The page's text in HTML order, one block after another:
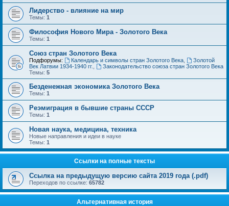
Лидерство - влияние на мир
Темы: 1
Философия Нового Мира - Золотого Века
Темы: 1
Cоюз стран Золотого Века
Подфорумы: Календарь и символы стран Золотого Века,
Золотой
Век Латвии 1934-1940 гг.
Законодательство союза стран Золотого Века
Темы: 5
Безденежная экономика Золотого Века
Темы: 1
Реэмиграция в бывшие страны СССР
Темы: 1
Новая наука, медицина, техника
Новые направления и идеи в науке
Темы: 1
Ссылки на полные тексты
Ссылка на предыдущую версию сайта 2019 года (.pdf)
Переходов по ссылке: 65782
Альтернативная история